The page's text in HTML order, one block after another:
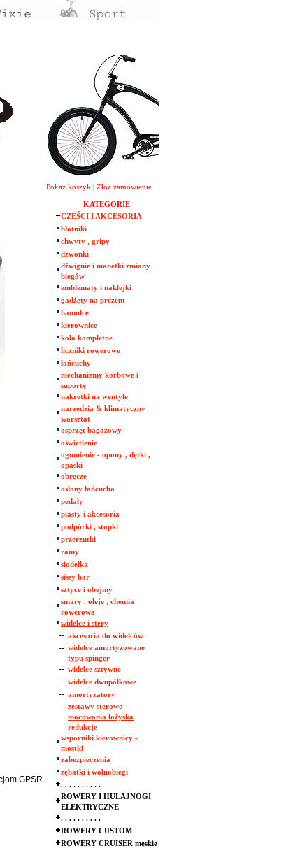
Pokaż koszyk Złóż zamówienie
GPSR
KATEGORIE
CZĘŚCI I AKCESORIA
błotniki
chwyty , gripy
dzwonki
dźwignie i manetki zmiany
biegów
emblematy i naklejki
gadżety na prezent
hamulce
kierownice
koła kompletne
liczniki rowerowe
łańcuchy
mechanizmy korbowe i
suporty
nakretki na wentyle
narzędzia & klimatyczny
warsztat
osprzęt bagażowy
oświetlenie
ogumienie - opony , dętki ,
opaski
obręcze
osłony łańcucha
pedały
piasty i akcesoria
podpórki , stopki
przerzutki
ramy
siodełka
sissy bar
sztyce i obejmy
smary , oleje , chemia
rowerowa
widelce i stery
-- akcesoria do widelców
-- widelce amortyzowane
typu spinger
-- widelce sztywne
-- widelce dwupólkowe
-- amortyzatory
-- zestawy sterowe -
mocowania łożyska
redukcje
wsporniki kierownicy -
mostki
zabezpieczenia
zębatki i wolnobiegi
. . . . . . . . . .
ROWERY I HULAJNOGI
ELEKTRYCZNE
. . . . . . . . . .
ROWERY CUSTOM
ROWERY CRUISER męskie